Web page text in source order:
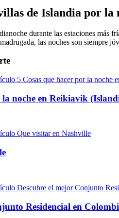
de Islandia por la
durante las estaciones más
las noches son siempre
la noche en Reikiavik
Residencial en